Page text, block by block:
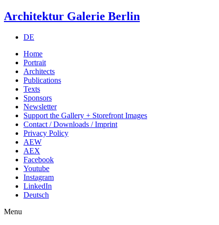
Architektur Galerie Berlin
DE
Home
Portrait
Architects
Publications
Texts
Sponsors
Newsletter
Support the Gallery + Storefront Images
Contact / Downloads / Imprint
Privacy Policy
AEW
AEX
Facebook
Youtube
Instagram
LinkedIn
Deutsch
Menu